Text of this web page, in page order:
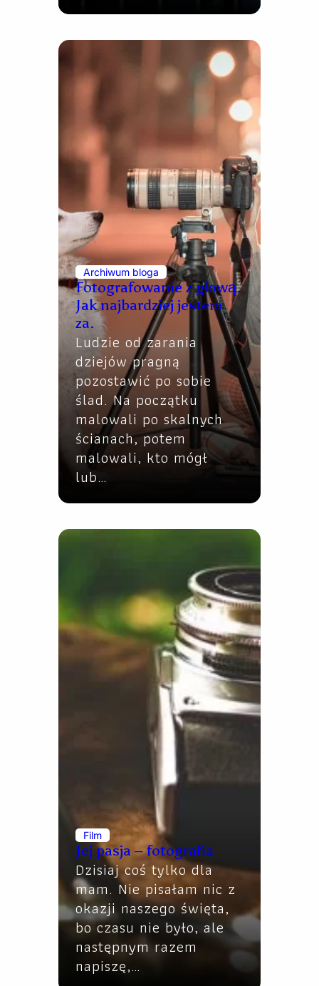
Archiwum bloga
Fotografowanie z głową.
Jak najbardziej jestem
za.
Ludzie od zarania
dziejów pragną
pozostawić po sobie
ślad. Na początku
malowali po skalnych
ścianach, potem
malowali, kto mógł
lub…
Film
Jej pasja – fotografia
Dzisiaj coś tylko dla
mam. Nie pisałam nic z
okazji naszego święta,
bo czasu nie było, ale
następnym razem
napiszę,…